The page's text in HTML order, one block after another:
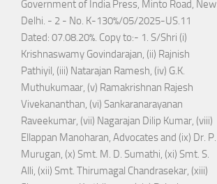
Government of India Press, Minto Road, New
Delhi. - 2 - No. K-130%/05/2025-US.11
Dated: 07.08.20%. Copy to:- 1. S/Shri (i)
Krishnaswamy Govindarajan, (ii) Rajnish
Pathiyil, (iii) Natarajan Ramesh, (iv) G.K.
Muthukumaar, (v) Ramakrishnan Rajesh
Vivekananthan, (vi) Sankaranarayanan
Raveekumar, (vii) Nagarajan Dilip Kumar, (viii)
Ellappan Manoharan, Advocates and (ix) Dr. P.
Murugan, (x) Smt. M. D. Sumathi, (xi) Smt. S.
Alli, (xii) Smt. Thirumagal Chandrasekar, (xiii)